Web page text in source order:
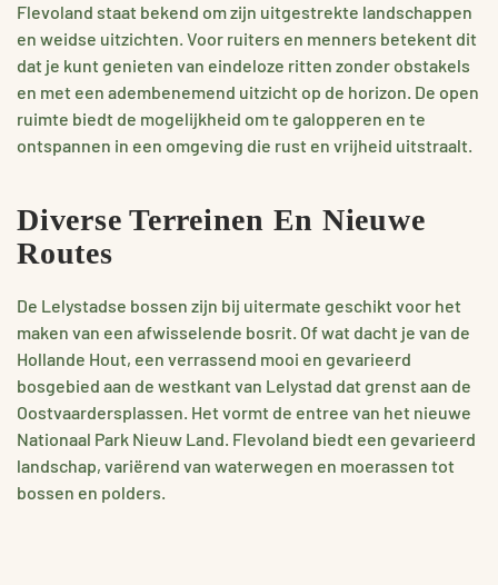
Flevoland staat bekend om zijn uitgestrekte landschappen
en weidse uitzichten. Voor ruiters en menners betekent dit
dat je kunt genieten van eindeloze ritten zonder obstakels
en met een adembenemend uitzicht op de horizon. De open
ruimte biedt de mogelijkheid om te galopperen en te
ontspannen in een omgeving die rust en vrijheid uitstraalt.
Diverse Terreinen En Nieuwe
Routes
De Lelystadse bossen zijn bij uitermate geschikt voor het
maken van een afwisselende bosrit. Of wat dacht je van de
Hollande Hout, een verrassend mooi en gevarieerd
bosgebied aan de westkant van Lelystad dat grenst aan de
Oostvaardersplassen. Het vormt de entree van het nieuwe
Nationaal Park Nieuw Land. Flevoland biedt een gevarieerd
landschap, variërend van waterwegen en moerassen tot
bossen en polders.